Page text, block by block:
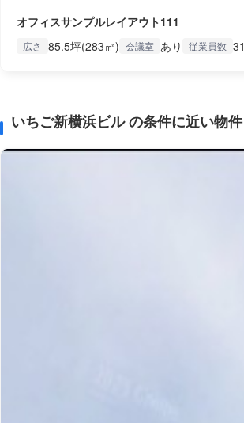
オフィスサンプルレイアウト111
広さ 85.5坪(283㎡) 会議室 あり 従業員数 31
いちご新横浜ビル の条件に近い物件